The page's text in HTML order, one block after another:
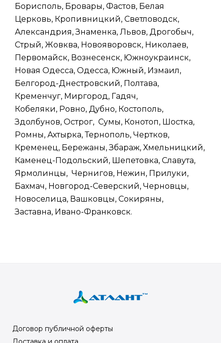
Борисполь, Бровары, Фастов, Белая
Церковь, Кропивницкий, Светловодск,
Александрия, Знаменка, Львов, Дрогобыч,
Стрый, Жовква, Новояворовск, Николаев,
Первомайск, Вознесенск, Южноукраинск,
Новая Одесса, Одесса, Южный, Измаил,
Белгород-Днестровский, Полтава,
Кременчуг, Миргород, Гадяч,
Кобеляки, Ровно, Дубно, Костополь,
Здолбунов, Острог, Сумы, Конотоп, Шостка,
Ромны, Ахтырка, Тернополь, Чертков,
Кременец, Бережаны, Збараж, Хмельницкий,
Каменец-Подольский, Шепетовка, Славута,
Ярмолинцы, Чернигов, Нежин, Прилуки,
Бахмач, Новгород-Северский, Черновцы,
Новоселица, Вашковцы, Сокиряны,
Заставна, Ивано-Франковск.
Договор публичной оферты